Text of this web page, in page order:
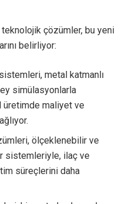
çözümler, bu yeni
belirliyor:
metal katmanlı
simülasyonlarla
maliyet ve
ölçeklenebilir ve
sistemleriyle, ilaç ve
süreçlerini daha